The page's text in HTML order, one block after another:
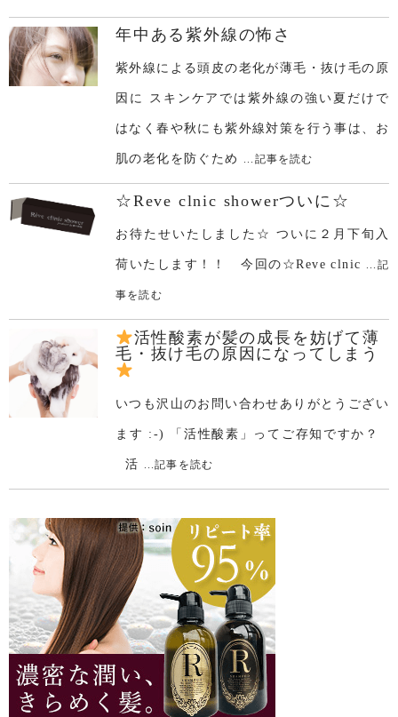
年中ある紫外線の怖さ
紫外線による頭皮の老化が薄毛・抜け毛の原
因に スキンケアでは紫外線の強い夏だけで
はなく春や秋にも紫外線対策を行う事は、お
肌の老化を防ぐため ...記事を読む
☆Reve clnic showerついに☆
お待たせいたしました☆ ついに２月下旬入
荷いたします！！ 今回の☆Reve clnic ...記
事を読む
活性酸素が髪の成長を妨げて薄
毛・抜け毛の原因になってしまう
いつも沢山のお問い合わせありがとうござい
ます :-) 「活性酸素」ってご存知ですか？
活 ...記事を読む